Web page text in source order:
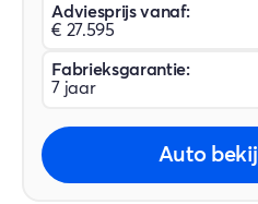
Adviesprijs vanaf:
€ 27.595
Fabrieksgarantie:
7 jaar
Auto